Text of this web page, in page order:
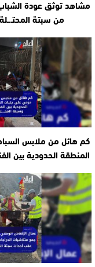
مشاهد توثق عودة
من سبتة
كم هائل من ملابس
المنطقة الحدودية بين